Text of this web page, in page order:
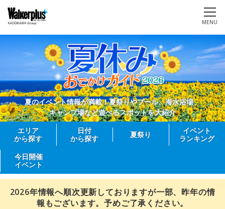
MENU
夏のイベント情報が満載！夏祭りやプール、海水浴場、
キャンプ場など遊べるスポットを大紹介
エリア
から探す
日付
から探す
夏祭り
イベント
ランキング
今日開催
イベント
2026年情報へ順次更新しておりますが一部、昨年の情
報もございます。予めご了承ください。